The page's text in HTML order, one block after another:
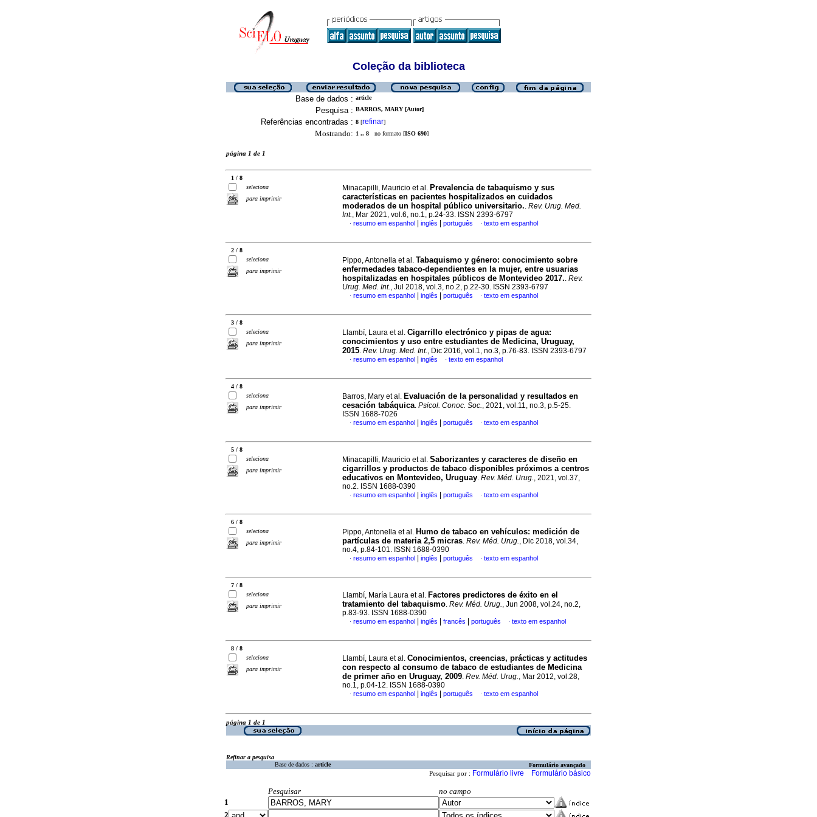
Coleção da biblioteca
Base de dados : article
Pesquisa : BARROS, MARY [Autor]
Referências encontradas : 8 [refinar]
Mostrando: 1 .. 8 no formato [ISO 690]
página 1 de 1
1 / 8
seleciona
para imprimir
Minacapilli, Mauricio et al. Prevalencia de tabaquismo y sus
características en pacientes hospitalizados en cuidados
moderados de un hospital público universitario.. Rev. Urug. Med.
Int., Mar 2021, vol.6, no.1, p.24-33. ISSN 2393-6797
· resumo em espanhol inglês português · texto em espanhol
2 / 8
seleciona
para imprimir
Pippo, Antonella et al. Tabaquismo y género: conocimiento sobre
enfermedades tabaco-dependientes en la mujer, entre usuarias
hospitalizadas en hospitales públicos de Montevideo 2017.. Rev.
Urug. Med. Int., Jul 2018, vol.3, no.2, p.22-30. ISSN 2393-6797
· resumo em espanhol inglês português · texto em espanhol
3 / 8
seleciona
para imprimir
Llambí, Laura et al. Cigarrillo electrónico y pipas de agua:
conocimientos y uso entre estudiantes de Medicina, Uruguay,
2015. Rev. Urug. Med. Int., Dic 2016, vol.1, no.3, p.76-83. ISSN 2393-6797
· resumo em espanhol inglês · texto em espanhol
4 / 8
seleciona
para imprimir
Barros, Mary et al. Evaluación de la personalidad y resultados en
cesación tabáquica. Psicol. Conoc. Soc., 2021, vol.11, no.3, p.5-25.
ISSN 1688-7026
· resumo em espanhol inglês português · texto em espanhol
5 / 8
seleciona
para imprimir
Minacapilli, Mauricio et al. Saborizantes y caracteres de diseño en
cigarrillos y productos de tabaco disponibles próximos a centros
educativos en Montevideo, Uruguay. Rev. Méd. Urug., 2021, vol.37,
no.2. ISSN 1688-0390
· resumo em espanhol inglês português · texto em espanhol
6 / 8
seleciona
para imprimir
Pippo, Antonella et al. Humo de tabaco en vehículos: medición de
partículas de materia 2,5 micras. Rev. Méd. Urug., Dic 2018, vol.34,
no.4, p.84-101. ISSN 1688-0390
· resumo em espanhol inglês português · texto em espanhol
7 / 8
seleciona
para imprimir
Llambí, María Laura et al. Factores predictores de éxito en el
tratamiento del tabaquismo. Rev. Méd. Urug., Jun 2008, vol.24, no.2,
p.83-93. ISSN 1688-0390
· resumo em espanhol inglês francês português · texto em espanhol
8 / 8
seleciona
para imprimir
Llambí, Laura et al. Conocimientos, creencias, prácticas y actitudes
con respecto al consumo de tabaco de estudiantes de Medicina
de primer año en Uruguay, 2009. Rev. Méd. Urug., Mar 2012, vol.28,
no.1, p.04-12. ISSN 1688-0390
· resumo em espanhol inglês português · texto em espanhol
página 1 de 1
Refinar a pesquisa
Base de dados : article Formulário avançado
Pesquisar por : Formulário livre Formulário básico
Pesquisar
no campo
1
2